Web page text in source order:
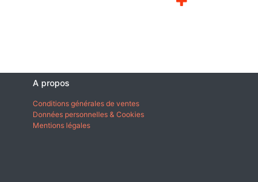
A propos
Conditions générales de ventes
Données personnelles & Cookies
Mentions légales